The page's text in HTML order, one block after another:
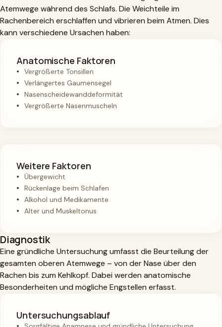
Atemwege während des Schlafs. Die Weichteile im
Rachenbereich erschlaffen und vibrieren beim Atmen. Dies
kann verschiedene Ursachen haben:
Anatomische Faktoren
Vergrößerte Tonsillen
Verlängertes Gaumensegel
Nasenscheidewanddeformität
Vergrößerte Nasenmuscheln
Weitere Faktoren
Übergewicht
Rückenlage beim Schlafen
Alkohol und Medikamente
Alter und Muskeltonus
Diagnostik
Eine gründliche Untersuchung umfasst die Beurteilung der
gesamten oberen Atemwege – von der Nase über den
Rachen bis zum Kehlkopf. Dabei werden anatomische
Besonderheiten und mögliche Engstellen erfasst.
Untersuchungsablauf